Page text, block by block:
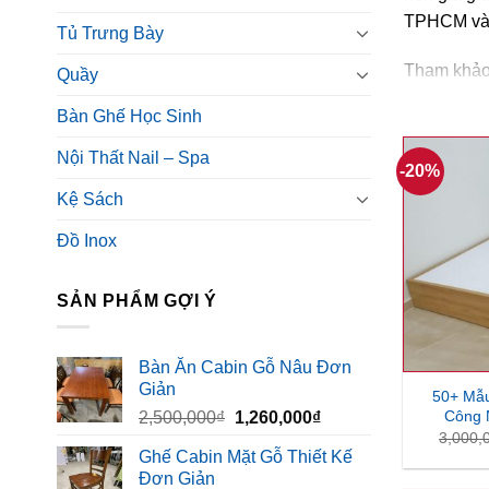
Tủ Trưng Bày
Quầy
Bàn Ghế Học Sinh
Nội Thất Nail – Spa
Kệ Sách
Đồ Inox
SẢN PHẨM GỢI Ý
Bàn Ăn Cabin Gỗ Nâu Đơn
Giản
2,500,000₫ Giá
là:
1,260,000₫Giá
tại
Ghế Cabin Mặt Gỗ Thiết Kế
Đơn Giản
TPHCM
Tham
thăm
-20%
50+
Công